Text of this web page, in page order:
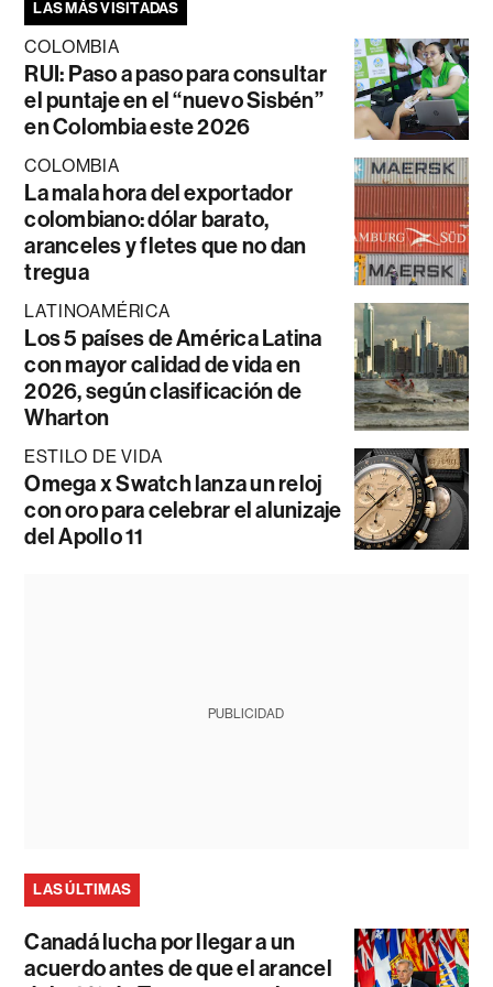
LAS MÁS VISITADAS
COLOMBIA
RUI: Paso a paso para consultar
el puntaje en el “nuevo Sisbén”
en Colombia este 2026
COLOMBIA
La mala hora del exportador
colombiano: dólar barato,
aranceles y fletes que no dan
tregua
LATINOAMÉRICA
Los 5 países de América Latina
con mayor calidad de vida en
2026, según clasificación de
Wharton
ESTILO DE VIDA
Omega x Swatch lanza un reloj
con oro para celebrar el alunizaje
del Apollo 11
PUBLICIDAD
LAS ÚLTIMAS
Canadá lucha por llegar a un
acuerdo antes de que el arancel